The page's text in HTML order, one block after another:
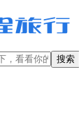
搜索